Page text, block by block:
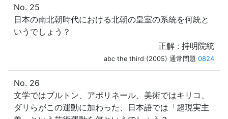
No. 25
日本の南北朝時代における北朝の皇室の系統を何統と
いうでしょう？
正解 : 持明院統
abc the third (2005) 通常問題 0824
No. 26
文学ではブルトン、アポリネール、美術ではキリコ、
ダリらがこの運動に加わった、日本語では「超現実主